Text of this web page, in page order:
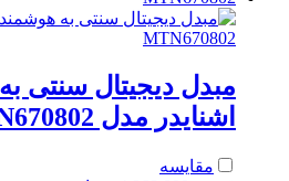
اشنایدر مدل MTN670802
مقایسه